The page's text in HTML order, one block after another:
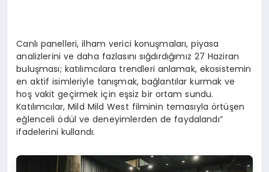
Canlı panelleri, ilham verici konuşmaları, piyasa
analizlerini ve daha fazlasını sığdırdığımız 27 Haziran
buluşması; katılımcılara trendleri anlamak, ekosistemin
en aktif isimleriyle tanışmak, bağlantılar kurmak ve
hoş vakit geçirmek için eşsiz bir ortam sundu.
Katılımcılar, Mild Mild West filminin temasıyla örtüşen
eğlenceli ödül ve deneyimlerden de faydalandı”
ifadelerini kullandı.